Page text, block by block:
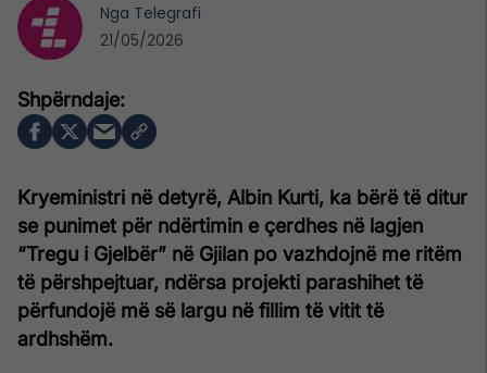
Kryeministri në detyrë, Albin Kurti, ka bërë të ditur
se punimet për ndërtimin e çerdhes në lagjen
“Tregu i Gjelbër” në Gjilan po vazhdojnë me ritëm
të përshpejtuar, ndërsa projekti parashihet të
përfundojë më së largu në fillim të vitit të
ardhshëm.
Nga Telegrafi
21/05/2026